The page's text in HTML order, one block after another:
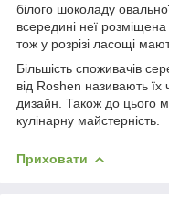
білого шоколаду
всередині неї
тож у розрізі ласощі
Більшість споживачів
від Roshen називають їх
дизайн. Також до цього
кулінарну майстерність.
Приховати